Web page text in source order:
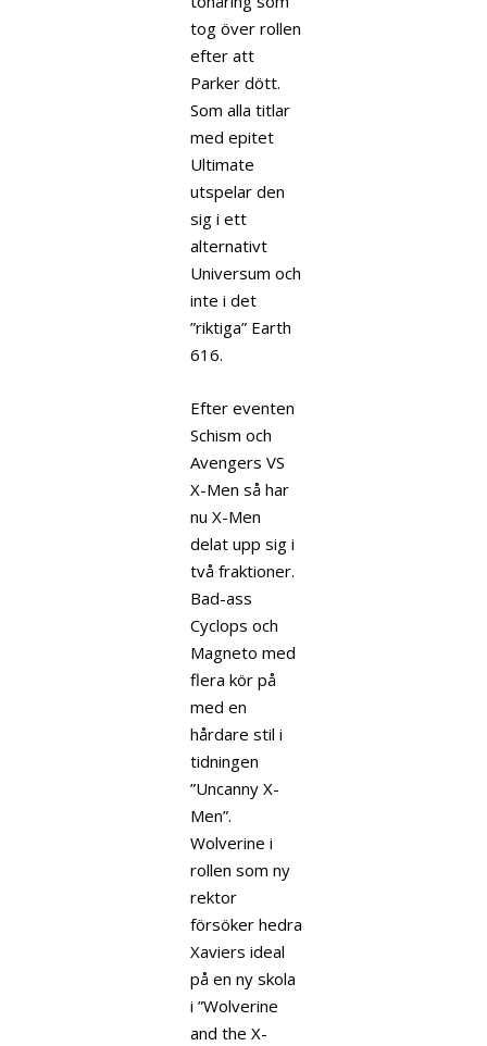
tog över rollen
efter att
Parker dött.
Som alla titlar
med epitet
Ultimate
utspelar den
sig i ett
alternativt
Universum och
inte i det
”riktiga” Earth
616.
Efter eventen
Schism och
Avengers VS
X-Men så har
nu X-Men
delat upp sig i
två fraktioner.
Bad-ass
Cyclops och
Magneto med
flera kör på
med en
hårdare stil i
tidningen
”Uncanny X-
Men”.
Wolverine i
rollen som ny
rektor
försöker hedra
Xaviers ideal
på en ny skola
i ”Wolverine
and the X-